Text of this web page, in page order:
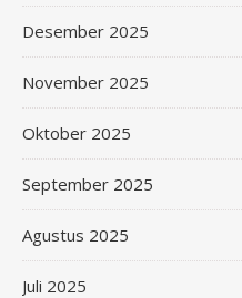
Desember 2025
November 2025
Oktober 2025
September 2025
Agustus 2025
Juli 2025